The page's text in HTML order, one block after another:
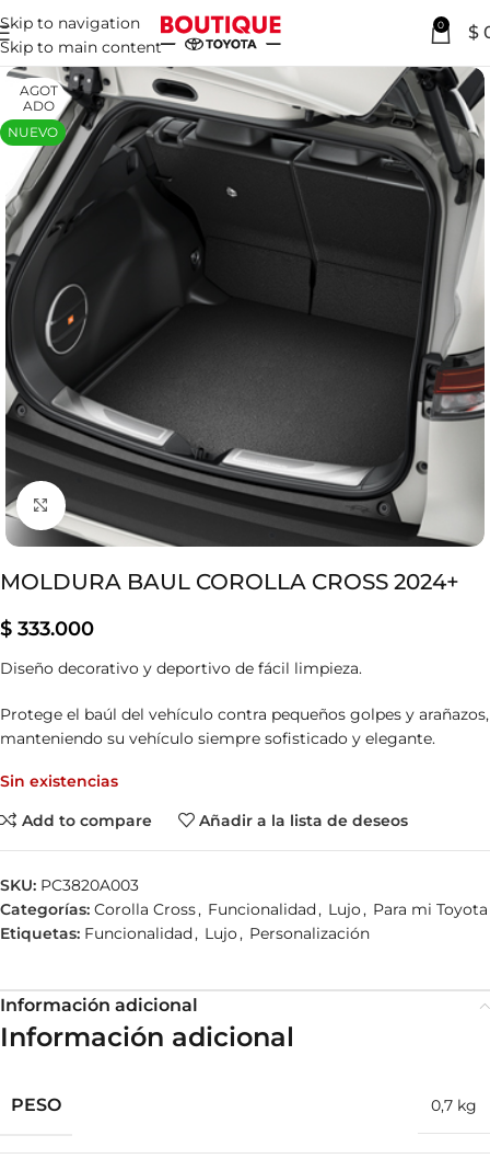
Skip to navigation
Skip to main content
0 $
AGOT
ADO
NUEVO
Clic para ampliar
MOLDURA BAUL COROLLA CROSS 2024+
$ 333.000
Diseño decorativo y deportivo de fácil limpieza.
Protege el baúl del vehículo contra pequeños golpes y arañazos,
manteniendo su vehículo siempre sofisticado y elegante.
Sin existencias
Add to compare
Añadir a la lista de deseos
SKU: PC3820A003
Categorías: Corolla Cross, Funcionalidad, Lujo, Para mi Toyota
Etiquetas: Funcionalidad, Lujo, Personalización
Información adicional
Información adicional
PESO 0,7 kg